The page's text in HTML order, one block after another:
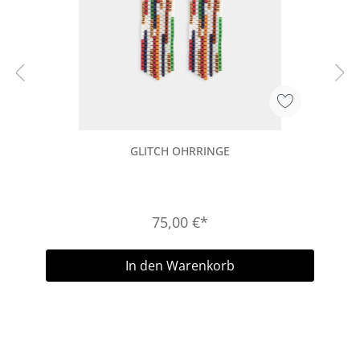
GLITCH OHRRINGE
75,00 €*
In den Warenkorb